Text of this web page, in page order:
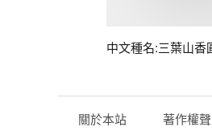
中文種名:三葉山香
關於本站 著作權